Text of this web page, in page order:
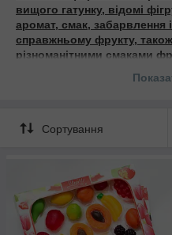
вищого гатунку, відомі
аромат, смак, забарвлення
справжньому фрукту,
різноманітними смаками
подарунок / гостинця .
виробництва солодощів
наш технолог розробить
упаковки та логотипу.
Сортування